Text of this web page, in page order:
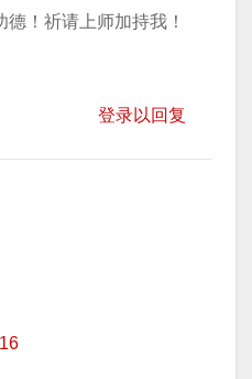
！祈请上师加持我！
登录以回复